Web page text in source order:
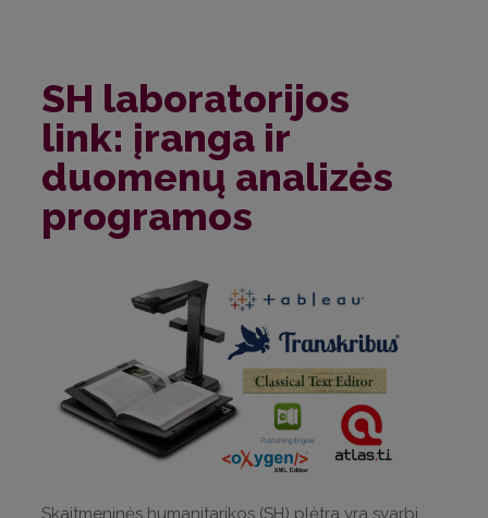
SH laboratorijos
link: įranga ir
duomenų analizės
programos
Skaitmeninės humanitarikos (SH) plėtra yra svarbi